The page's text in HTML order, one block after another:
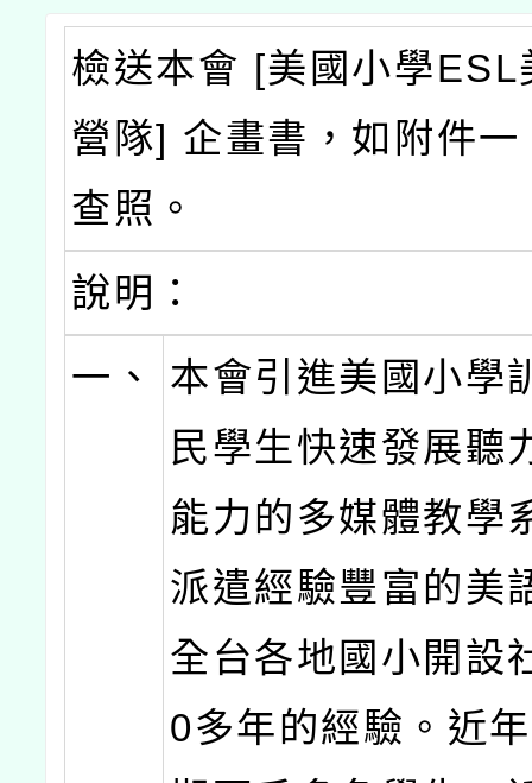
檢送本會 [美國小學ESL
營隊] 企畫書，如附件
查照。
說明：
一、
本會引進美國小學
民學生快速發展聽
能力的多媒體教學
派遣經驗豐富的美
全台各地國小開設
0多年的經驗。近